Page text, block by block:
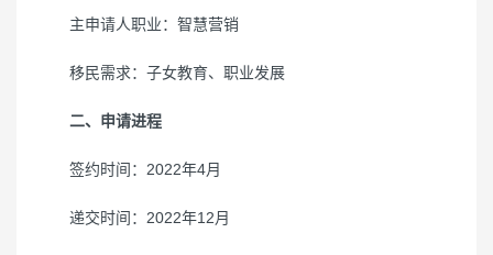
主申请人职业：智慧营销
移民需求：子女教育、职业发展
二、申请进程
签约时间：2022年4月
递交时间：2022年12月